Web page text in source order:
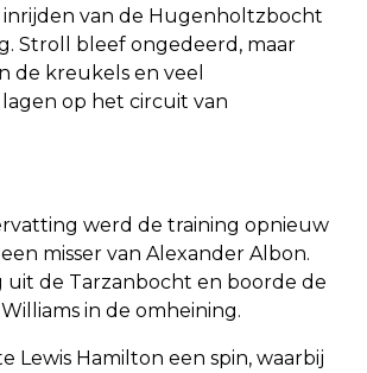
van de Hugenholtzbocht
Stroll bleef ongedeerd, maar
de kreukels en veel
op het circuit van
werd de training opnieuw
misser van Alexander Albon.
uit de Tarzanbocht en boorde de
in de omheining.
Lewis Hamilton een spin, waarbij